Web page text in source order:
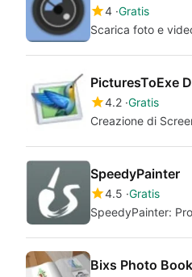
4 Gratis
Scarica foto e
PicturesToExe
4.2 Gratis
Creazione di
SpeedyPainter
4.5 Gratis
SpeedyPainter:
Bixs Photo Book